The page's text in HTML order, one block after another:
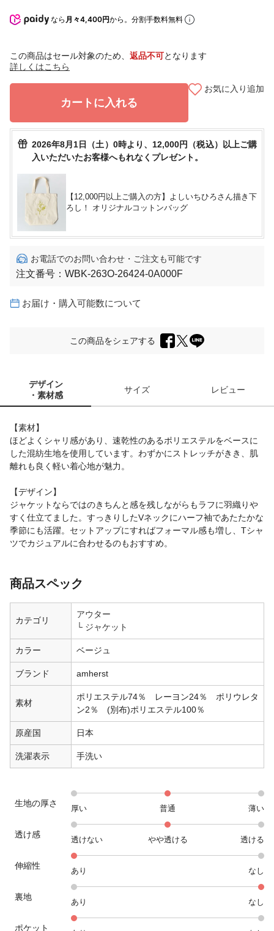
なら 月々4,400円から。分割手数料無料
この商品はセール対象のため、 返品不可となります
詳しくはこちら
カートに入れる
お気に入り追加
2026年8月1日（土）0時より、12,000円（税込）以上ご購
入いただいたお客様へもれなくプレゼント。
【12,000円以上ご購入の方】よしいちひろさん描き下
ろし！ オリジナルコットンバッグ
お電話でのお問い合わせ・ご注文も可能です
注文番号： WBK-263O-26424-0A000F
お届け・購入可能数について
この商品をシェアする
デザイン
・素材感
サイズ レビュー
【素材】
ほどよくシャリ感があり、速乾性のあるポリエステルをベースに
した混紡生地を使用しています。わずかにストレッチがきき、肌
離れも良く軽い着心地が魅力。
【デザイン】
ジャケットならではのきちんと感を残しながらもラフに羽織りや
すく仕立てました。すっきりしたVネックにハーフ袖であたたかな
季節にも活躍。セットアップにすればフォーマル感も増し、Tシャ
ツでカジュアルに合わせるのもおすすめ。
商品スペック
カテゴリ
アウター
ジャケット
カラー ベージュ
ブランド amherst
素材
ポリエステル74％ レーヨン24％ ポリウレタ
ン2％ (別布)ポリエステル100％
原産国 日本
洗濯表示 手洗い
生地の厚さ
厚い 普通 薄い
透け感
透けない やや透ける 透ける
伸縮性
あり なし
裏地
あり なし
ポケット